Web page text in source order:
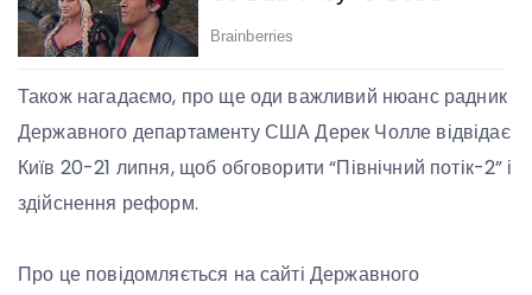
Також нагадаємо, про ще оди важливий нюанс радник
Державного департаменту США Дерек Чолле відвідає
Київ 20-21 липня, щоб обговорити “Північний потік-2” і
здійснення реформ.
Про це повідомляється на сайті Державного